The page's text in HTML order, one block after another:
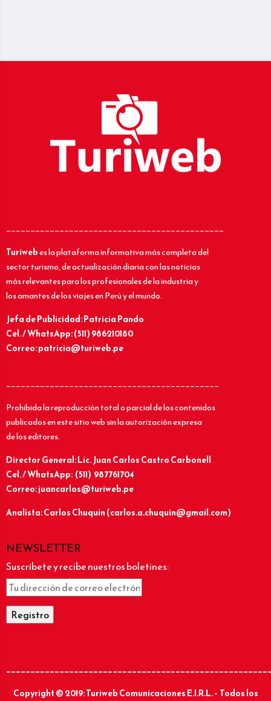
_____________________________________________
Turiwebes la plataforma informativa más completa del
sector turismo, de actualización diaria con las noticias
más relevantes para los profesionales de la industria y
los amantes de los viajes en Perú y el mundo.
Jefa de Publicidad: Patricia Pando
Cel. / WhatsApp: (511) 986210180
Correo: patricia@turiweb.pe
____________________________________________
Prohibida la reproducción total o parcial de los contenidos
publicados en este sitio web sin la autorización expresa
de los editores.
Director General: Lic.Juan Carlos Castro Carbonell
Cel. / WhatsApp: (511) 987761704
Correo: juancarlos@turiweb.pe
Analista: Carlos Chuquín (carlos.a.chuquin@gmail.com)
NEWSLETTER
Suscríbete y recibe nuestros boletines:
Copyright © 2019: Turiweb Comunicaciones E.I.R.L. – Todos los